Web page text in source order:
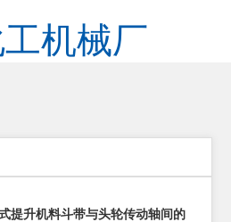
机械厂
提升机料斗带与头轮传动轴间的